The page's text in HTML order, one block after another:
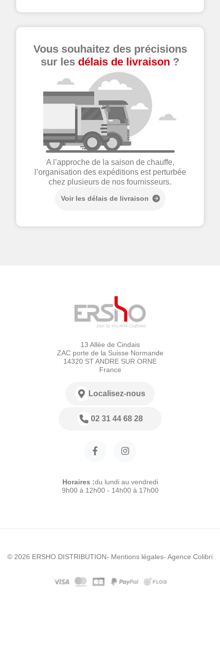
Vous souhaitez des précisions
sur les délais de livraison ?
A l’approche de la saison de chauffe,
l’organisation des expéditions est perturbée
chez plusieurs de nos fournisseurs.
Voir les délais de livraison
13 Allée de Cindais
ZAC porte de la Suisse Normande
14320 ST ANDRE SUR ORNE
France
Localisez-nous
02 31 44 68 28
Horaires :du lundi au vendredi
9h00 à 12h00 - 14h00 à 17h00
© 2026 ERSHO DISTRIBUTION- Mentions légales- Agence Colibri